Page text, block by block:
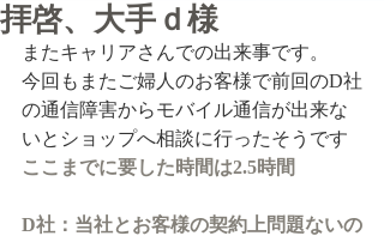
拝啓、大手ｄ様
またキャリアさんでの出来事です。
今回もまたご婦人のお客様で前回のD社
の通信障害からモバイル通信が出来な
いとショップへ相談に行ったそうです
ここまでに要した時間は2.5時間
D社：当社とお客様の契約上問題ないの